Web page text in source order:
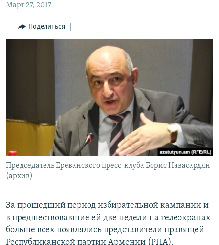
Перейти
поиску
РЕГИОН
НАГОРНЫЙ КАРАБАХ
English
Все сайты Радио Азатутюн
Март 27, 2017
Поделиться
Председатель Ереванского пресс-клуба Борис Навасардян
(архив)
За прошедший период избирательной кампании и
в предшествовавшие ей две недели на телеэкранах
больше всех появлялись представители правящей
Республиканской партии Армении (РПА).